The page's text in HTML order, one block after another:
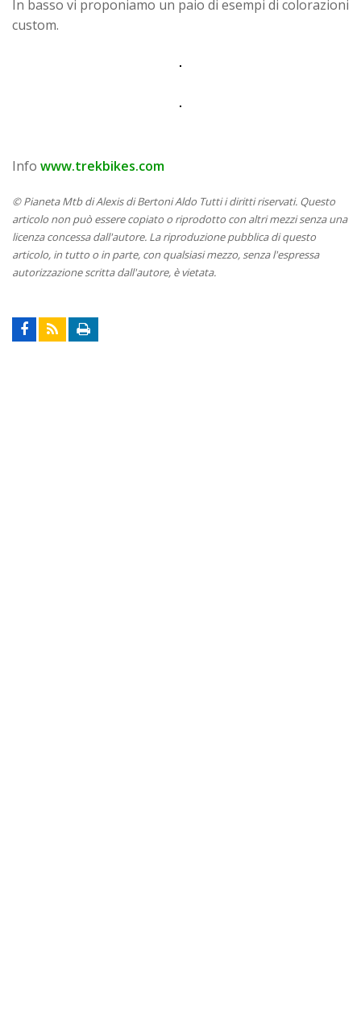
In basso vi proponiamo un paio di esempi di colorazioni
custom.
Info www.trekbikes.com
© Pianeta Mtb di Alexis di Bertoni Aldo Tutti i diritti riservati. Questo
articolo non può essere copiato o riprodotto con altri mezzi senza una
licenza concessa dall'autore. La riproduzione pubblica di questo
articolo, in tutto o in parte, con qualsiasi mezzo, senza l'espressa
autorizzazione scritta dall'autore, è vietata.